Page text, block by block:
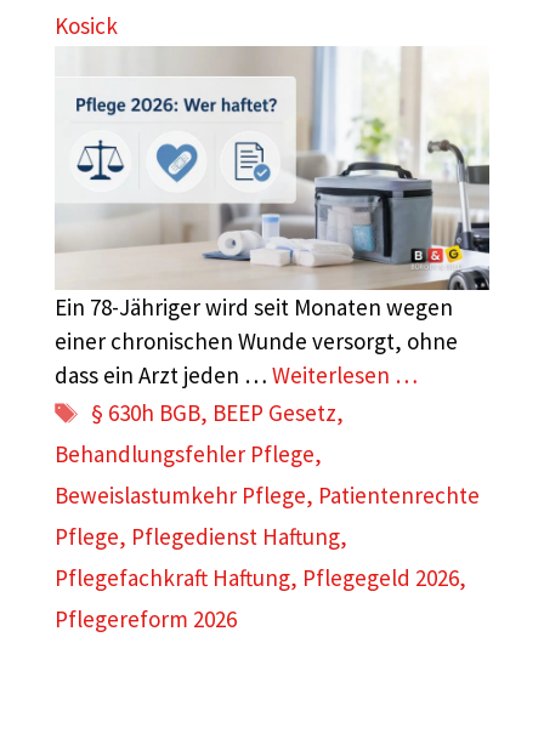
Kosick
Ein 78-Jähriger wird seit Monaten wegen
einer chronischen Wunde versorgt, ohne
dass ein Arzt jeden … Weiterlesen …
Schlagwörter
§ 630h BGB, BEEP Gesetz,
Behandlungsfehler Pflege,
Beweislastumkehr Pflege, Patientenrechte
Pflege, Pflegedienst Haftung,
Pflegefachkraft Haftung, Pflegegeld 2026,
Pflegereform 2026